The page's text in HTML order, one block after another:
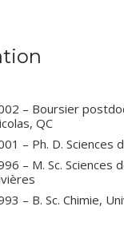
– Boursier
QC
– Ph. D.
– M. Sc.
– B. Sc. Chimie,